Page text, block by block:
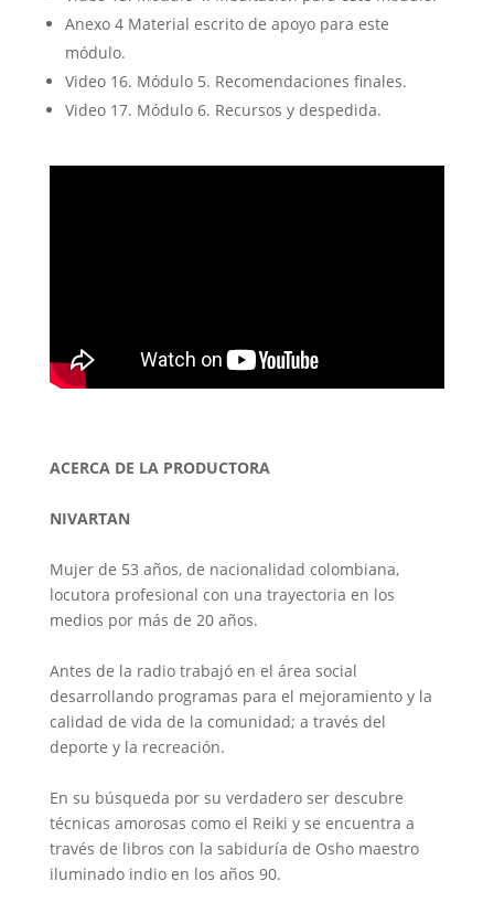
Anexo 4 Material escrito de apoyo para este
módulo.
Video 16. Módulo 5. Recomendaciones finales.
Video 17. Módulo 6. Recursos y despedida.
ACERCA DE LA PRODUCTORA
NIVARTAN
Mujer de 53 años, de nacionalidad colombiana,
locutora profesional con una trayectoria en los
medios por más de 20 años.
Antes de la radio trabajó en el área social
desarrollando programas para el mejoramiento y la
calidad de vida de la comunidad; a través del
deporte y la recreación.
En su búsqueda por su verdadero ser descubre
técnicas amorosas como el Reiki y se encuentra a
través de libros con la sabiduría de Osho maestro
iluminado indio en los años 90.